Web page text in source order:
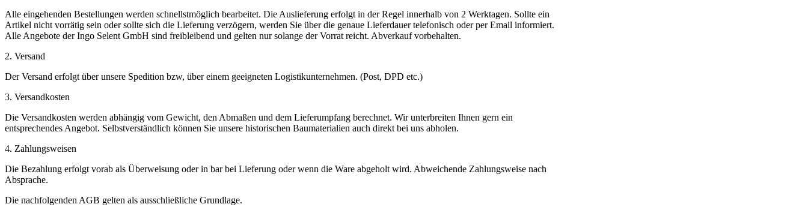
Alle eingehenden Bestellungen werden schnellstmöglich bearbeitet. Die Auslieferung erfolgt in der Regel innerhalb von 2 Werktagen. Sollte ein
Artikel nicht vorrätig sein oder sollte sich die Lieferung verzögern, werden Sie über die genaue Lieferdauer telefonisch oder per Email informiert.
Alle Angebote der Ingo Selent GmbH sind freibleibend und gelten nur solange der Vorrat reicht. Abverkauf vorbehalten.
2. Versand
Der Versand erfolgt über unsere Spedition bzw, über einem geeigneten Logistikunternehmen. (Post, DPD etc.)
3. Versandkosten
Die Versandkosten werden abhängig vom Gewicht, den Abmaßen und dem Lieferumpfang berechnet. Wir unterbreiten Ihnen gern ein
entsprechendes Angebot. Selbstverständlich können Sie unsere historischen Baumaterialien auch direkt bei uns abholen.
4. Zahlungsweisen
Die Bezahlung erfolgt vorab als Überweisung oder in bar bei Lieferung oder wenn die Ware abgeholt wird. Abweichende Zahlungsweise nach
Absprache.
Die nachfolgenden AGB gelten als ausschließliche Grundlage.